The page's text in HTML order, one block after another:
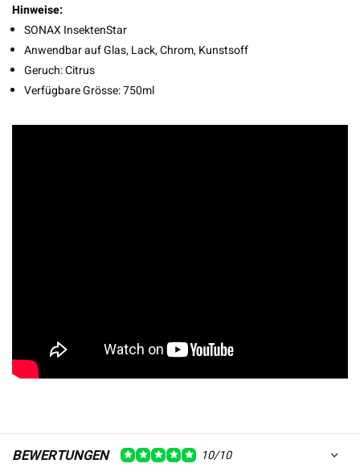
Hinweise:
SONAX InsektenStar
Anwendbar auf Glas, Lack, Chrom, Kunstsoff
Geruch: Citrus
Verfügbare Grösse: 750ml
BEWERTUNGEN 10/10